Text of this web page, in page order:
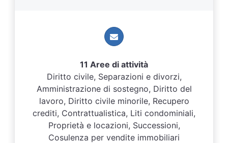
11 Aree di attività
Diritto civile, Separazioni e divorzi,
Amministrazione di sostegno, Diritto del
lavoro, Diritto civile minorile, Recupero
crediti, Contrattualistica, Liti condominiali,
Proprietà e locazioni, Successioni,
Cosulenza per vendite immobiliari